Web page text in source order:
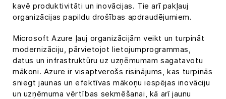
kavē produktivitāti un inovācijas. Tie arī pakļauj
organizācijas papildu drošības apdraudējumiem.
Microsoft Azure ļauj organizācijām veikt un turpināt
modernizāciju, pārvietojot lietojumprogrammas,
datus un infrastruktūru uz uzņēmumam sagatavotu
mākoni. Azure ir visaptverošs risinājums, kas turpinās
sniegt jaunas un efektīvas mākoņu iespējas inovāciju
un uzņēmuma vērtības sekmēšanai, kā arī jaunu